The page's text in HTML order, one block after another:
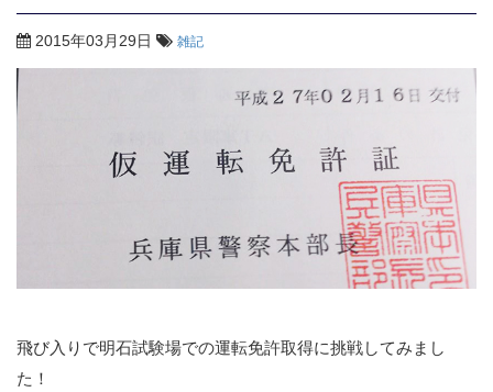
2015年03月29日 雑記
飛び入りで明石試験場での運転免許取得に挑戦してみまし
た！